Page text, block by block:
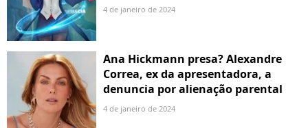
4 de janeiro de 2024
Ana Hickmann presa? Alexandre
Correa, ex da apresentadora, a
denuncia por alienação parental
4 de janeiro de 2024